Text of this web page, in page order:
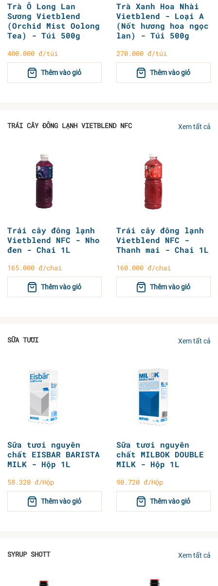
Trà Ô Long Lan
Sương Vietblend
(Orchid Mist Oolong
Tea) - Túi 500g
400.000 đ/túi
Thêm vào giỏ
Trà Xanh Hoa Nhài
Vietblend - Loại A
(Nốt hương hoa ngọc
lan) - Túi 500g
270.000 đ/túi
Thêm vào giỏ
TRÁI CÂY ĐÔNG LẠNH VIETBLEND NFC Xem tất cả
Trái cây đông lạnh
Vietblend NFC - Nho
đen - Chai 1L
165.000 đ/chai
Thêm vào giỏ
Trái cây đông lạnh
Vietblend NFC -
Thanh mai - Chai 1L
160.000 đ/chai
Thêm vào giỏ
SỮA TƯƠI Xem tất cả
Sữa tươi nguyên
chất EISBAR BARISTA
MILK - Hộp 1L
58.320 đ/Hộp
Thêm vào giỏ
Sữa tươi nguyên
chất MILBOK DOUBLE
MILK - Hộp 1L
90.720 đ/Hộp
Thêm vào giỏ
SYRUP SHOTT Xem tất cả